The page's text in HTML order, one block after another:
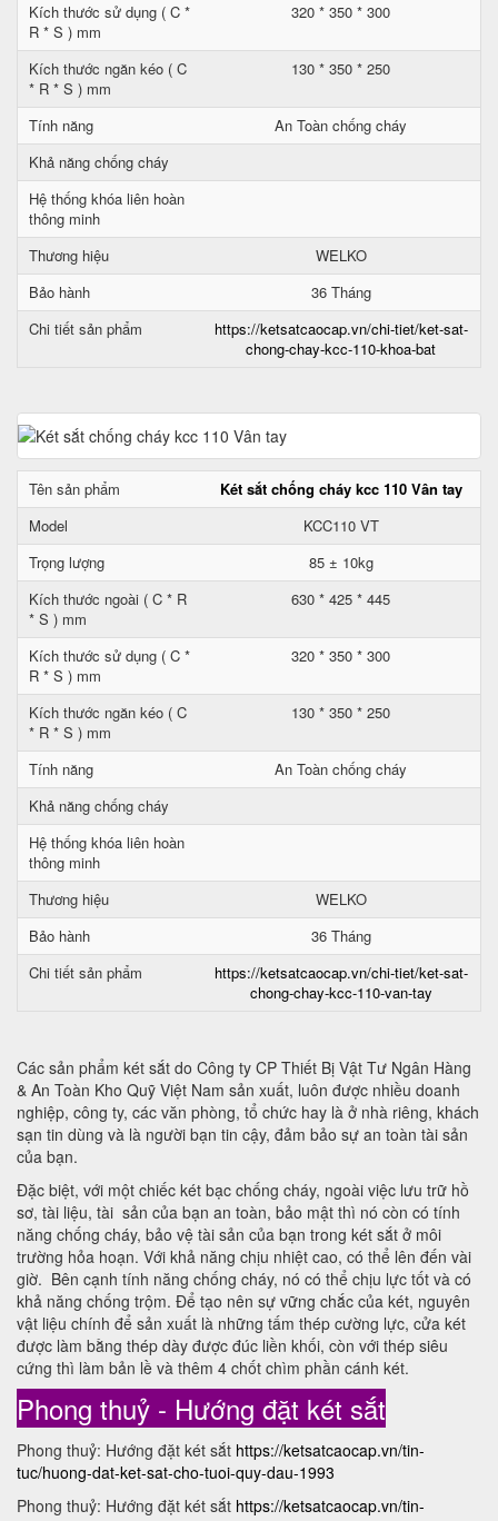
Kích thước sử dụng ( C *
R * S ) mm
320 * 350 * 300
Kích thước ngăn kéo ( C
* R * S ) mm
130 * 350 * 250
Tính năng
An Toàn chống cháy
Khả năng chống cháy
Hệ thống khóa liên hoàn
thông minh
Thương hiệu
WELKO
Bảo hành
36 Tháng
Chi tiết sản phẩm
https://ketsatcaocap.vn/chi-tiet/ket-sat-
chong-chay-kcc-110-khoa-bat
Tên sản phẩm
Két sắt chống cháy kcc 110 Vân tay
Model
KCC110 VT
Trọng lượng
85 ± 10kg
Kích thước ngoài ( C * R
* S ) mm
630 * 425 * 445
Kích thước sử dụng ( C *
R * S ) mm
320 * 350 * 300
Kích thước ngăn kéo ( C
* R * S ) mm
130 * 350 * 250
Tính năng
An Toàn chống cháy
Khả năng chống cháy
Hệ thống khóa liên hoàn
thông minh
Thương hiệu
WELKO
Bảo hành
36 Tháng
Chi tiết sản phẩm
https://ketsatcaocap.vn/chi-tiet/ket-sat-
chong-chay-kcc-110-van-tay
Các sản phẩm két sắt do Công ty CP Thiết Bị Vật Tư Ngân Hàng
& An Toàn Kho Quỹ Việt Nam sản xuất, luôn được nhiều doanh
nghiệp, công ty, các văn phòng, tổ chức hay là ở nhà riêng, khách
sạn tin dùng và là người bạn tin cậy, đảm bảo sự an toàn tài sản
của bạn.
Đặc biệt, với một chiếc két bạc chống cháy, ngoài việc lưu trữ hồ
sơ, tài liệu, tài sản của bạn an toàn, bảo mật thì nó còn có tính
năng chống cháy, bảo vệ tài sản của bạn trong két sắt ở môi
trường hỏa hoạn. Với khả năng chịu nhiệt cao, có thể lên đến vài
giờ. Bên cạnh tính năng chống cháy, nó có thể chịu lực tốt và có
khả năng chống trộm. Để tạo nên sự vững chắc của két, nguyên
vật liệu chính để sản xuất là những tấm thép cường lực, cửa két
được làm bằng thép dày được đúc liền khối, còn với thép siêu
cứng thì làm bản lề và thêm 4 chốt chìm phần cánh két.
Phong thuỷ - Hướng đặt két sắt
Phong thuỷ: Hướng đặt két sắt https://ketsatcaocap.vn/tin-
tuc/huong-dat-ket-sat-cho-tuoi-quy-dau-1993
Phong thuỷ: Hướng đặt két sắt https://ketsatcaocap.vn/tin-